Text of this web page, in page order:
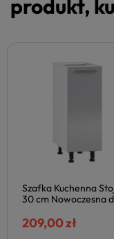
produkt,
Szafka Kuchenna
30 cm Nowoczesna
Popielata Szara Połysk
Halmar
209,00 zł